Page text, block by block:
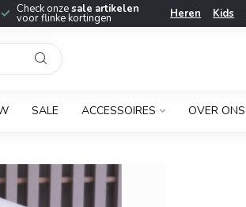
Check onzesale artikelen
voor flinke kortingen Heren Kids
SALE ACCESSOIRES OVER ONS